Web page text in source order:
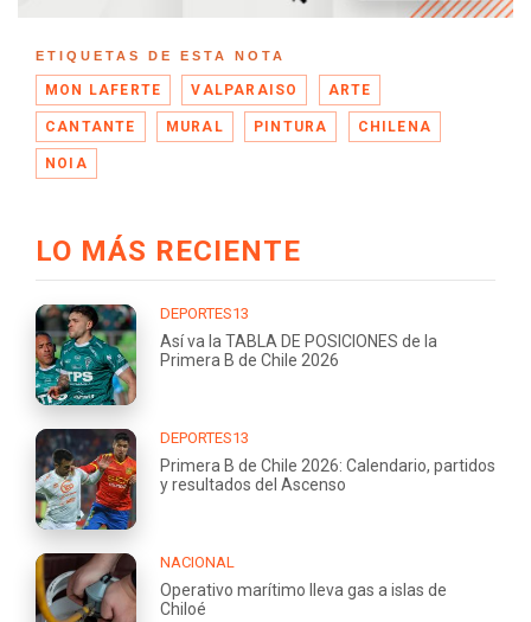
ETIQUETAS DE ESTA NOTA
MON LAFERTE VALPARAISO ARTE
CANTANTE MURAL PINTURA CHILENA
NOIA
LO MÁS RECIENTE
DEPORTES13
Así va la TABLA DE POSICIONES de la
Primera B de Chile 2026
DEPORTES13
Primera B de Chile 2026: Calendario, partidos
y resultados del Ascenso
NACIONAL
Operativo marítimo lleva gas a islas de
Chiloé